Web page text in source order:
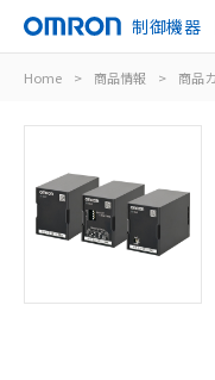
制御機器
Home > 商品情報 > 商品